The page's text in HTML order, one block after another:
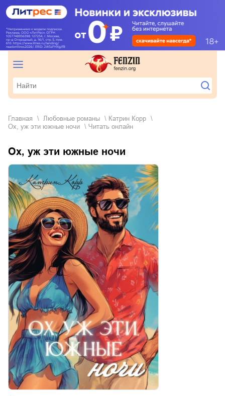
Главная любовные романы
Катрин Корр
Ох, уж эти южные ночи
Читать онлайн
Ох, уж эти южные ночи